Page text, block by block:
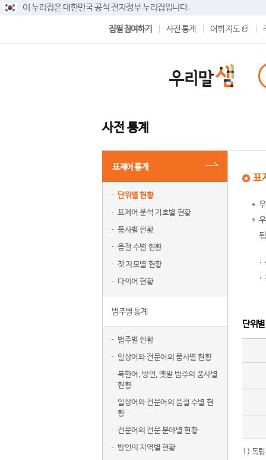
이 누리집은 대한민국 공식 전자정부 누리집입니다.
집필 참여하기 사전 통계 어휘 지도
사전 통계
표제어 통계
단위별 현황
표제어 분석 기호별 현황
품사별 현황
음절 수별 현황
첫 자모별 현황
다의어 현황
범주별 통계
범주별 현황
일상어와 전문어의 품사별 현황
북한어, 방언, 옛말 범주의 품사별
현황
일상어와 전문어의 음절 수별 현
황
전문어의 전문 분야별 현황
방언의 지역별 현황
표
단위
1) 독립